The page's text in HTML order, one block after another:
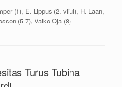
(1), E. Lippus (2. viiul), H. Laan,
(5-7), Vaike Oja (8)
Turus Tubina